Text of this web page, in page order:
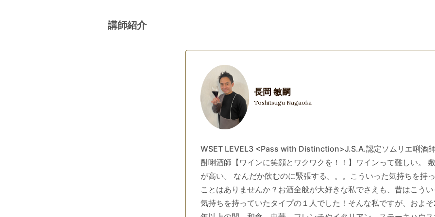
講師紹介
長岡 敏嗣
Toshitsugu Nagaoka
WSET LEVEL3 <Pass with Distinction>J.S.A.認定ソムリエ唎酒
酎唎酒師【ワインに笑顔とワクワクを！！】ワインって難しい。
が高い。 なんだか飲むのに緊張する。。。こういった気持ちを持
ことはありませんか？お酒全般が大好きな私でさえも、昔はこうい
気持ちを持っていたタイプの１人でした！そんな私ですが、およ